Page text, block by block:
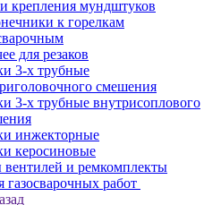
крепления мундштуков
к горелкам
для резаков
3-х трубные
смешения
3-х трубные внутрисоплового
инжекторные
керосиновые
вентилей и ремкомплекты
газосварочных работ